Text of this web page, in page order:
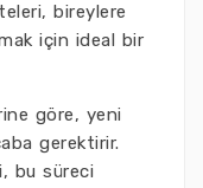
bireylere
için ideal bir
göre, yeni
gerektirir.
bu süreci